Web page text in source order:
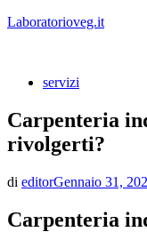
Vai
Laboratorioveg.it
servizi
Carpenteria
rivolgerti?
di editorGennaio 31,
Carpenteria